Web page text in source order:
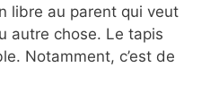
libre au parent qui veut
autre chose. Le tapis
Notamment, c’est de